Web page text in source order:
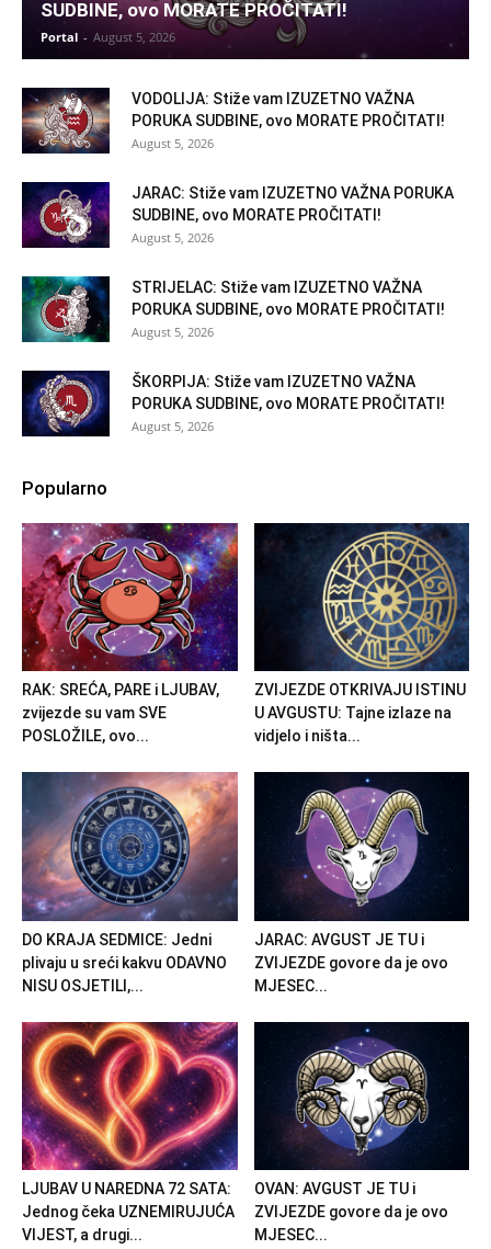
SUDBINE, ovo MORATE PROČITATI!
Portal - August 5, 2026
VODOLIJA: Stiže vam IZUZETNO VAŽNA
PORUKA SUDBINE, ovo MORATE PROČITATI!
August 5, 2026
JARAC: Stiže vam IZUZETNO VAŽNA PORUKA
SUDBINE, ovo MORATE PROČITATI!
August 5, 2026
STRIJELAC: Stiže vam IZUZETNO VAŽNA
PORUKA SUDBINE, ovo MORATE PROČITATI!
August 5, 2026
ŠKORPIJA: Stiže vam IZUZETNO VAŽNA
PORUKA SUDBINE, ovo MORATE PROČITATI!
August 5, 2026
Popularno
RAK: SREĆA, PARE i LJUBAV,
zvijezde su vam SVE
POSLOŽILE, ovo...
ZVIJEZDE OTKRIVAJU ISTINU
U AVGUSTU: Tajne izlaze na
vidjelo i ništa...
DO KRAJA SEDMICE: Jedni
plivaju u sreći kakvu ODAVNO
NISU OSJETILI,...
JARAC: AVGUST JE TU i
ZVIJEZDE govore da je ovo
MJESEC...
LJUBAV U NAREDNA 72 SATA:
Jednog čeka UZNEMIRUJUĆA
VIJEST, a drugi...
OVAN: AVGUST JE TU i
ZVIJEZDE govore da je ovo
MJESEC...